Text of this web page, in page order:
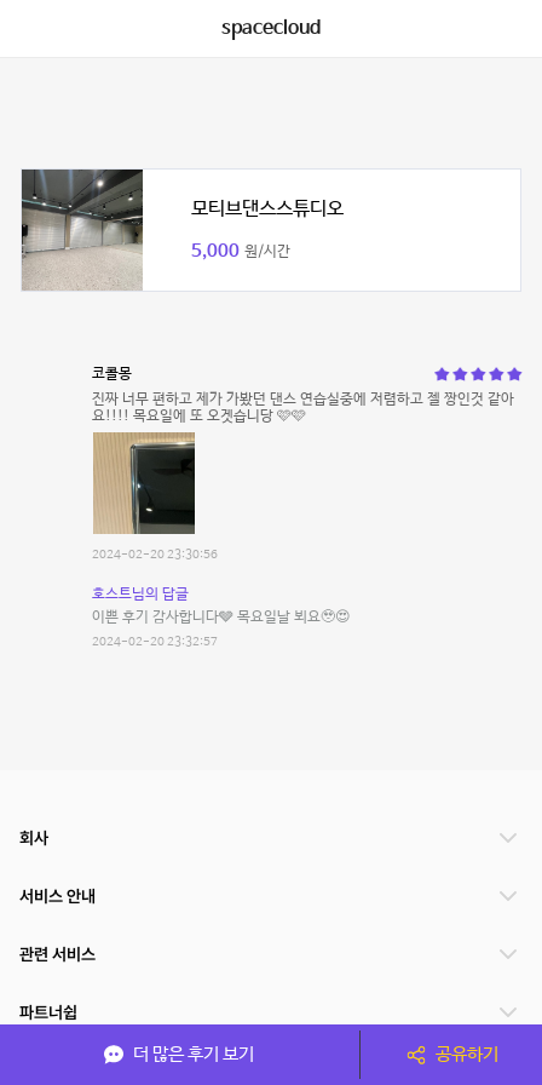
spacecloud
모티브댄스스튜디오
5,000 원/시간
코콜몽
진짜 너무 편하고 제가 가봤던 댄스 연습실중에 저렴하고 젤 짱인것 같아
요!!!! 목요일에 또 오겟습니당 🩷🩷
2024-02-20 23:30:56
호스트님의 답글
이쁜 후기 감사합니다🩶 목요일날 뵈요🥹😍
2024-02-20 23:32:57
더 많은 후기 보기 공유하기
회사
서비스 안내
관련 서비스
파트너쉽
서비스 제공 국가